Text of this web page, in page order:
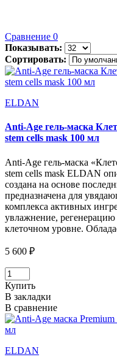
Сравнение 0
Показывать:
Сортировать:
ELDAN
Anti-Age гель-маска
stem cells mask 100 мл
Anti-Age гель-маска
stem cells mask ELDAN
создана на основе
предназначена для
комплекса активных
увлажнение,
клеточном уровне.
5 600 ₽
Купить
В закладки
В сравнение
ELDAN